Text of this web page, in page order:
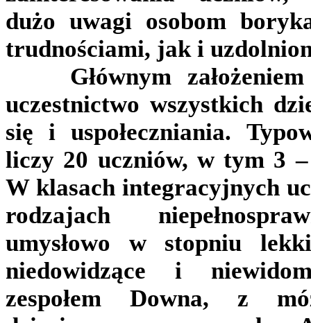
dużo uwagi osobom
trudnościami, jak i
Głównym założeniem
uczestnictwo wszystkich
się i uspołeczniania.
liczy 20 uczniów, w tym 3 –
W klasach integracyjnych
rodzajach
umysłowo w stopniu
niedowidzące i
zespołem Downa, z